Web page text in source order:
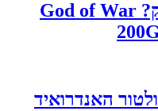
יש לכם מספיק מקום בדיסק? God of War
האנדרואיד